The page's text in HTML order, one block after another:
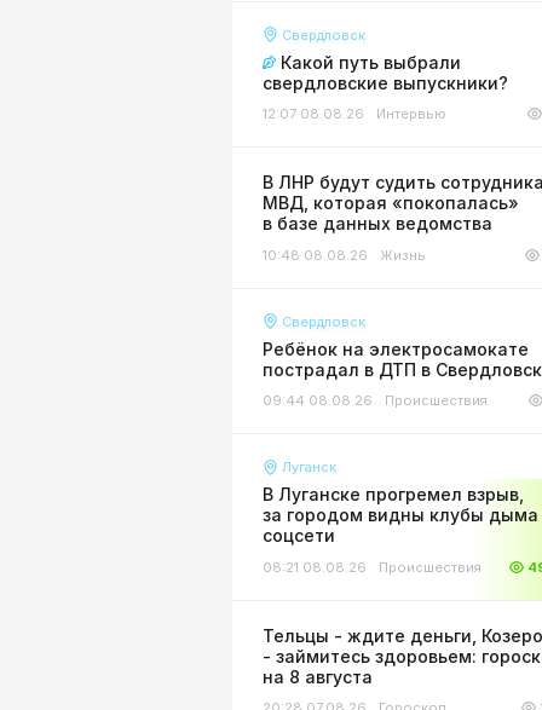
Свердловск
Какой путь выбрали
свердловские выпускники?
12:07 08.08.26 Интервью
В ЛНР будут судить сотрудника
МВД, которая «покопалась»
в базе данных ведомства
10:48 08.08.26 Жизнь
Свердловск
Ребёнок на электросамокате
пострадал в ДТП в
09:44 08.08.26 Происшествия
Луганск
В Луганске прогремел взрыв,
за городом видны клубы дыма
соцсети
08:21 08.08.26 Происшествия
Тельцы - ждите деньги,
- займитесь здоровьем:
на 8 августа